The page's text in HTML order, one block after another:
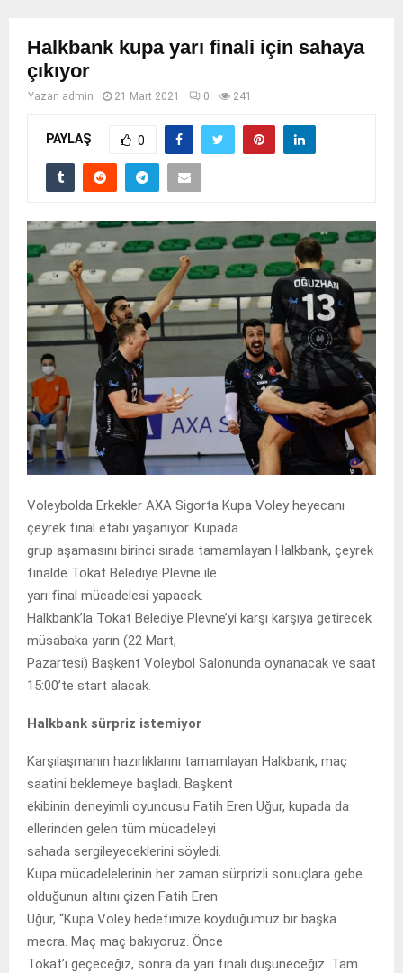
Halkbank kupa yarı finali için sahaya
çıkıyor
Yazan admin 21 Mart 2021 0 241
PAYLAŞ 0
Voleybolda Erkekler AXA Sigorta Kupa Voley heyecanı
çeyrek final etabı yaşanıyor. Kupada
grup aşamasını birinci sırada tamamlayan Halkbank, çeyrek
finalde Tokat Belediye Plevne ile
yarı final mücadelesi yapacak.
Halkbank’la Tokat Belediye Plevne’yi karşı karşıya getirecek
müsabaka yarın (22 Mart,
Pazartesi) Başkent Voleybol Salonunda oynanacak ve saat
15:00’te start alacak.
Halkbank sürpriz istemiyor
Karşılaşmanın hazırlıklarını tamamlayan Halkbank, maç
saatini beklemeye başladı. Başkent
ekibinin deneyimli oyuncusu Fatih Eren Uğur, kupada da
ellerinden gelen tüm mücadeleyi
sahada sergileyeceklerini söyledi.
Kupa mücadelelerinin her zaman sürprizli sonuçlara gebe
olduğunun altını çizen Fatih Eren
Uğur, “Kupa Voley hedefimize koyduğumuz bir başka
mecra. Maç maç bakıyoruz. Önce
Tokat’ı geçeceğiz, sonra da yarı finali düşüneceğiz. Tam